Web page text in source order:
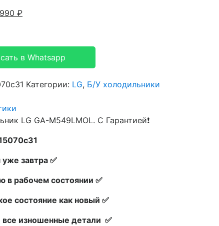
₽
в Whatsapp
Категории: LG, Б/У холодильники
LG GA-M549LMOL. С Гарантией❗
завтра ✅
в рабочем состоянии ✅
состояние как новый ✅
изношенные детали ✅